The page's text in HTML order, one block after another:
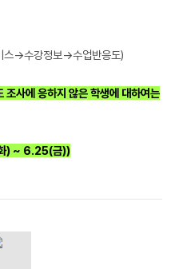
스→수강정보→수업반응도)
사에 응하지 않은 학생에 대하여는
) ~ 6.25(금))